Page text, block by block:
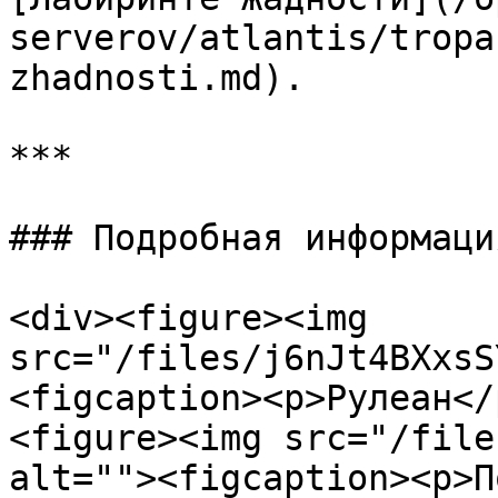
serverov/atlantis/
zhadnosti.md).
***
### Подробная
<div><figure><img
src="/files/
<figure><img src="/